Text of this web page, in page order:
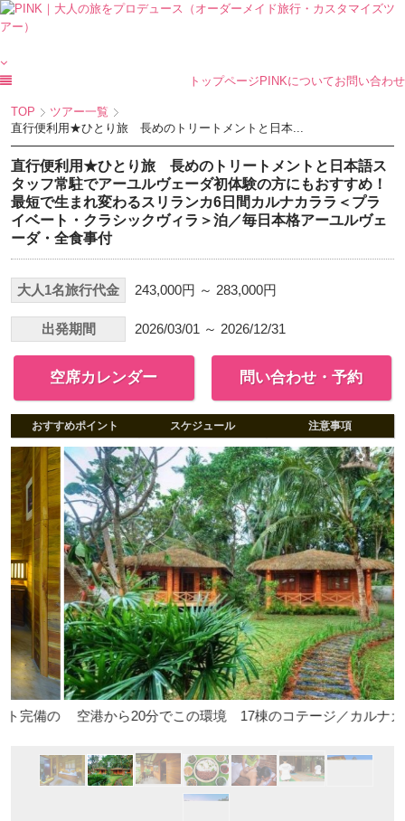
トップページ PINKについてお問い合わせ
TOP
ツアー一覧
直行便利用★ひとり旅 長めのトリートメントと日本...
直行便利用★ひとり旅 長めのトリートメントと日本語ス
タッフ常駐でアーユルヴェーダ初体験の方にもおすすめ！
最短で生まれ変わるスリランカ6日間カルナカララ＜プラ
イベート・クラシックヴィラ＞泊／毎日本格アーユルヴェ
ーダ・全食事付
大人1名旅行代金 243,000円 ～ 283,000円
出発期間 2026/03/01 ～ 2026/12/31
空席カレンダー 問い合わせ・予約
おすすめポイント スケジュール 注意事項
空港から20分でこの環境 17棟のコテージ／カルナカララ